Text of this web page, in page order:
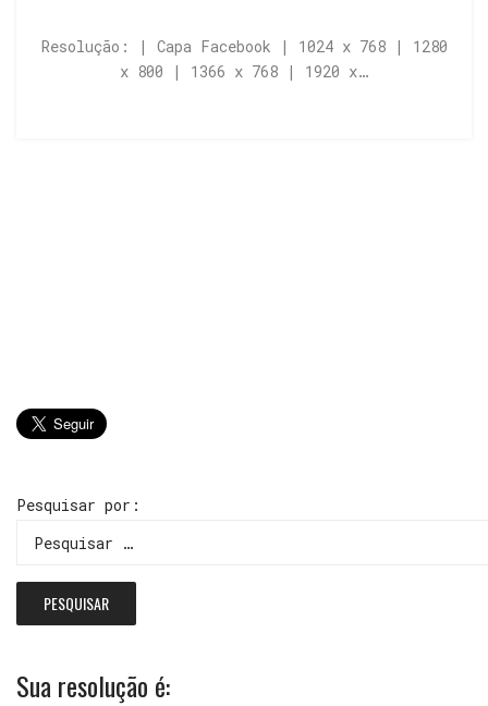
Resolução: | Capa Facebook | 1024 x 768 | 1280
x 800 | 1366 x 768 | 1920 x…
Pesquisar por:
Sua resolução é: